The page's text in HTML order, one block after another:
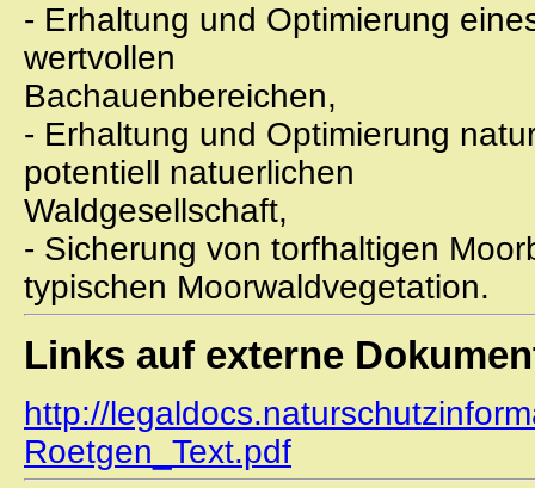
- Erhaltung und Optimierung
wertvollen
Bachauenbereichen,
- Erhaltung und Optimierung
potentiell natuerlichen
Waldgesellschaft,
- Sicherung von torfhaltigen
typischen Moorwaldvegetation.
Links auf externe
http://
Roetgen_Text.pdf